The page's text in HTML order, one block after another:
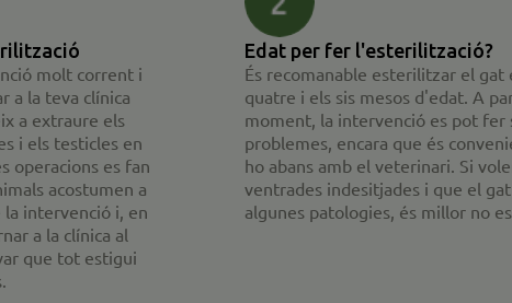
molt corrent i
a la teva clínica
a extraure els
i els testicles en
operacions es fan
acostumen a
la intervenció i, en
a la clínica al
que tot estigui
Edat per fer l'esterilització?
És recomanable esterilitzar el gat
quatre i els sis mesos d'edat. A
moment, la intervenció es pot fer
problemes, encara que és
ho abans amb el veterinari. Si
ventrades indesitjades i que el
algunes patologies, és millor no